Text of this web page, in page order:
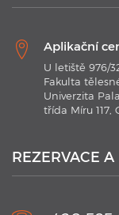
21. 1. 2020
technologií 2020
Aplikační
U letiště 976/
Fakulta
Univerzita
třída Míru 117,
REZERVACE A